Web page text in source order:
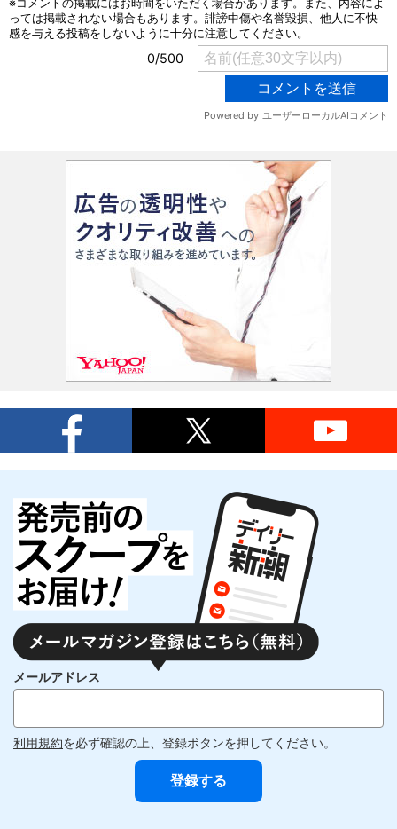
メールアドレス
利用規約を必ず確認の上、登録ボタンを押してください。